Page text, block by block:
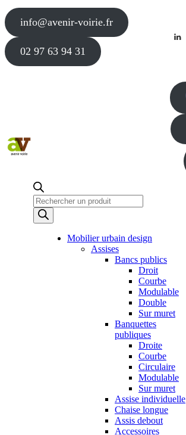
info@avenir-voirie.fr
02 97 63 94 31
Recherche
de
produits
Mobilier urbain design
Assises
Bancs publics
Droit
Courbe
Modulable
Double
Sur muret
Banquettes
publiques
Droite
Courbe
Circulaire
Modulable
Sur muret
Assise individuelle
Chaise longue
Assis debout
Accessoires